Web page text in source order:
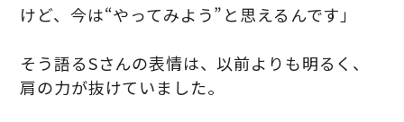
けど、今は“やってみよう”と思えるんです」
そう語るSさんの表情は、以前よりも明るく、
肩の力が抜けていました。